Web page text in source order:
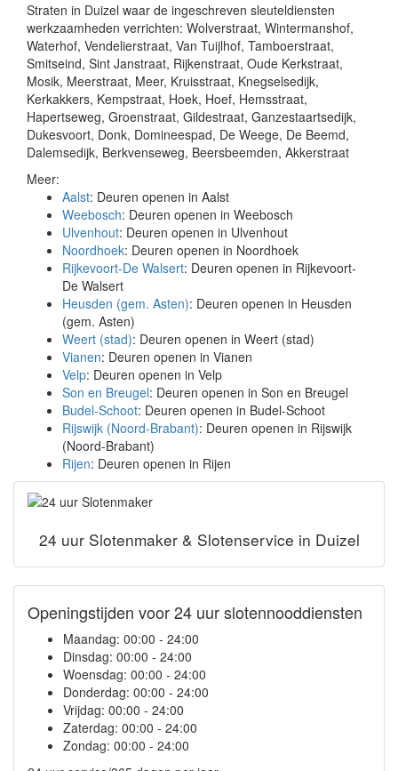
Straten in Duizel waar de ingeschreven sleuteldiensten
werkzaamheden verrichten: Wolverstraat, Wintermanshof,
Waterhof, Vendelierstraat, Van Tuijlhof, Tamboerstraat,
Smitseind, Sint Janstraat, Rijkenstraat, Oude Kerkstraat,
Mosik, Meerstraat, Meer, Kruisstraat, Knegselsedijk,
Kerkakkers, Kempstraat, Hoek, Hoef, Hemsstraat,
Hapertseweg, Groenstraat, Gildestraat, Ganzestaartsedijk,
Dukesvoort, Donk, Domineespad, De Weege, De Beemd,
Dalemsedijk, Berkvenseweg, Beersbeemden, Akkerstraat
Meer:
Aalst: Deuren openen in Aalst
Weebosch: Deuren openen in Weebosch
Ulvenhout: Deuren openen in Ulvenhout
Noordhoek: Deuren openen in Noordhoek
Rijkevoort-De Walsert: Deuren openen in Rijkevoort-
De Walsert
Heusden (gem. Asten): Deuren openen in Heusden
(gem. Asten)
Weert (stad): Deuren openen in Weert (stad)
Vianen: Deuren openen in Vianen
Velp: Deuren openen in Velp
Son en Breugel: Deuren openen in Son en Breugel
Budel-Schoot: Deuren openen in Budel-Schoot
Rijswijk (Noord-Brabant): Deuren openen in Rijswijk
(Noord-Brabant)
Rijen: Deuren openen in Rijen
24 uur Slotenmaker & Slotenservice in Duizel
Openingstijden voor 24 uur slotennooddiensten
Maandag: 00:00 - 24:00
Dinsdag: 00:00 - 24:00
Woensdag: 00:00 - 24:00
Donderdag: 00:00 - 24:00
Vrijdag: 00:00 - 24:00
Zaterdag: 00:00 - 24:00
Zondag: 00:00 - 24:00